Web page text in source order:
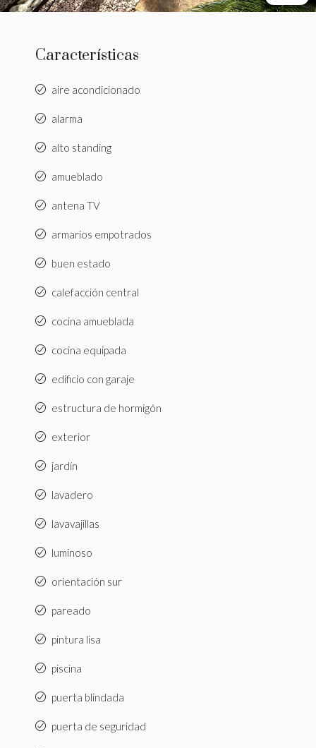
Características
aire acondicionado
alarma
alto standing
amueblado
antena TV
armarios empotrados
buen estado
calefacción central
cocina amueblada
cocina equipada
edificio con garaje
estructura de hormigón
exterior
jardín
lavadero
lavavajillas
luminoso
orientación sur
pareado
pintura lisa
piscina
puerta blindada
puerta de seguridad